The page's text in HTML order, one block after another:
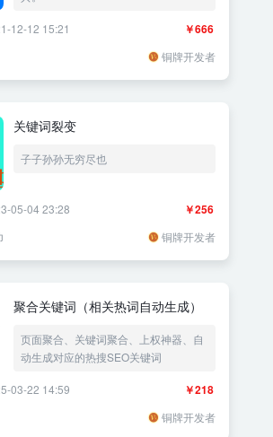
￥666
12-12 15:21
铜牌开发者
关键词裂变
子子孙孙无穷尽也
￥256
05-04 23:28
铜牌开发者
聚合关键词（相关热词自动生成）
页面聚合、关键词聚合、上权神器、自
动生成对应的热搜SEO关键词
￥218
03-22 14:59
铜牌开发者